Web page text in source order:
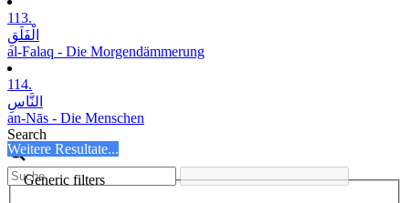
113.
الْفَلَقِ
al-Falaq - Die Morgendämmerung
114.
النَّاسِ
an-Nās - Die Menschen
Search
Weitere Resultate...
Generic filters